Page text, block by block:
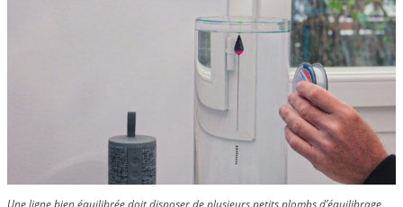
Une ligne bien équilibrée doit disposer de plusieurs petits plombs d’équilibrage